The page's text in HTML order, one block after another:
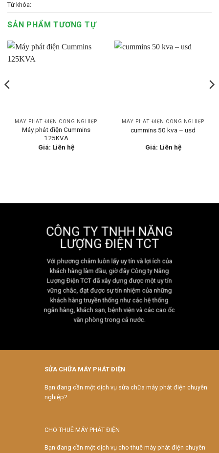
Từ khóa:
SẢN PHẨM TƯƠNG TỰ
MÁY PHÁT ĐIỆN CÔNG NGHIỆP
Máy phát điện Cummins
125KVA
Giá: Liên hệ
MÁY PHÁT ĐIỆN CÔNG NGHIỆP
cummins 50 kva – usd
Giá: Liên hệ
CÔNG TY TNHH NĂNG
LƯỢNG ĐIỆN TCT
Với phương châm luôn lấy uy tín và lợi ích của
khách hàng làm đầu, giờ đây Công ty Năng
Lượng Điện TCT đã xây dựng được một uy tín
vững chắc, đạt được sự tín nhiệm của những
khách hàng truyền thống như các hệ thống
ngân hàng, khách sạn, bệnh viện và các cao ốc
văn phòng trong cả nước.
SỬA CHỮA MÁY PHÁT ĐIỆN
Bạn đang cần một dịch vụ sửa chữa máy phát điện chuyên
nghiệp?
CHO THUÊ MÁY PHÁT ĐIỆN
Bạn đang cần một dịch vụ cho thuê máy phát điện chuyên